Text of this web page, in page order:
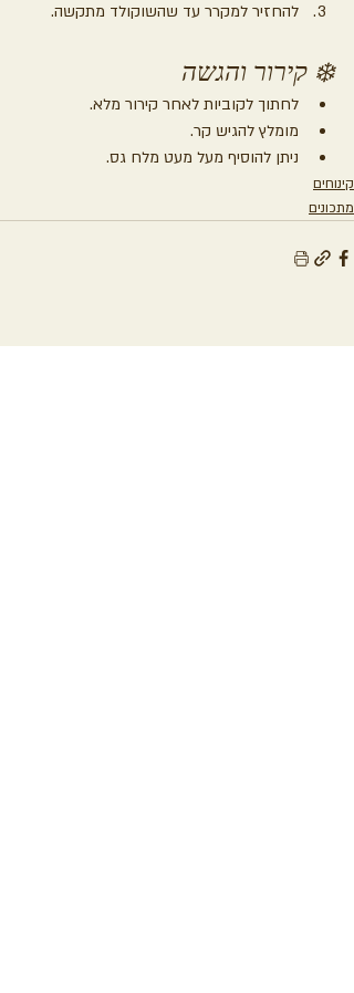
להחזיר למקרר עד שהשוקולד מתקשה.
❄️ קירור והגשה
לחתוך לקוביות לאחר קירור מלא.
מומלץ להגיש קר.
ניתן להוסיף מעל מעט מלח גס.
קינוחים
מתכונים